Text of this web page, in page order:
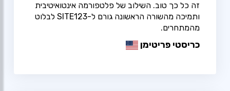
זה כל כך טוב. השילוב של פלטפורמה אינטואיטיבית
ותמיכה מהשורה הראשונה גורם ל-SITE123 לבלוט
מהמתחרים.
כריסטי פריטימן